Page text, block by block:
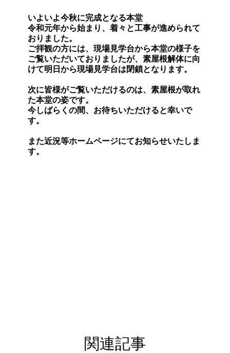
いよいよ今秋に完成となる本堂
令和元年から始まり、着々と工事が進められて
おりました。
ご拝観の方には、現場見学台から本堂の様子を
ご覧いただいておりましたが、素屋根解体に向
けて明日から現場見学台は閉鎖となります。
次に皆様がご覧いただけるのは、素屋根が取れ
た本堂の姿です。
今しばらくの間、お待ちいただけると幸いで
す。
また近況等ホームページにてお知らせいたしま
す。
関連記事